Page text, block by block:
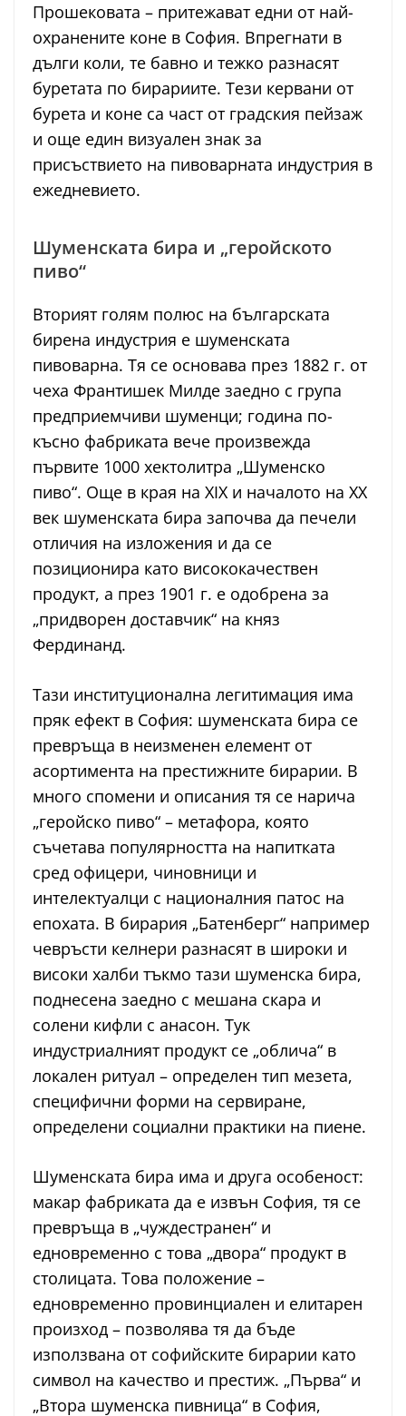
Прошековата – притежават едни от най-
охранените коне в София. Впрегнати в
дълги коли, те бавно и тежко разнасят
буретата по бирариите. Тези кервани от
бурета и коне са част от градския пейзаж
и още един визуален знак за
присъствието на пивоварната индустрия в
ежедневието.
Шуменската бира и „геройското
пиво“
Вторият голям полюс на българската
бирена индустрия е шуменската
пивоварна. Тя се основава през 1882 г. от
чеха Франтишек Милде заедно с група
предприемчиви шуменци; година по-
късно фабриката вече произвежда
първите 1000 хектолитра „Шуменско
пиво“. Още в края на XIX и началото на XX
век шуменската бира започва да печели
отличия на изложения и да се
позиционира като висококачествен
продукт, а през 1901 г. е одобрена за
„придворен доставчик“ на княз
Фердинанд.
Тази институционална легитимация има
пряк ефект в София: шуменската бира се
превръща в неизменен елемент от
асортимента на престижните бирарии. В
много спомени и описания тя се нарича
„геройско пиво“ – метафора, която
съчетава популярността на напитката
сред офицери, чиновници и
интелектуалци с националния патос на
епохата. В бирария „Батенберг“ например
чевръсти келнери разнасят в широки и
високи халби тъкмо тази шуменска бира,
поднесена заедно с мешана скара и
солени кифли с анасон. Тук
индустриалният продукт се „облича“ в
локален ритуал – определен тип мезета,
специфични форми на сервиране,
определени социални практики на пиене.
Шуменската бира има и друга особеност:
макар фабриката да е извън София, тя се
превръща в „чуждестранен“ и
едновременно с това „двора“ продукт в
столицата. Това положение –
едновременно провинциален и елитарен
произход – позволява тя да бъде
използвана от софийските бирарии като
символ на качество и престиж. „Първа“ и
„Втора шуменска пивница“ в София,